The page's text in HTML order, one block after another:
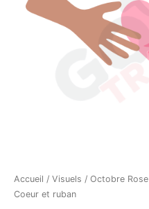
Accueil / Visuels / Octobre Rose
Coeur et ruban